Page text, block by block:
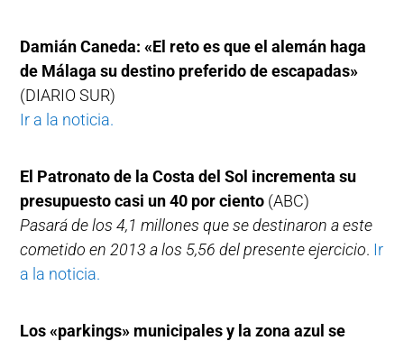
Damián Caneda: «El reto es que el alemán haga
de Málaga su destino preferido de escapadas»
(DIARIO SUR)
Ir a la noticia.
El Patronato de la Costa del Sol incrementa su
presupuesto casi un 40 por ciento (ABC)
Pasará de los 4,1 millones que se destinaron a este
cometido en 2013 a los 5,56 del presente ejercicio. Ir
a la noticia.
Los «parkings» municipales y la zona azul se